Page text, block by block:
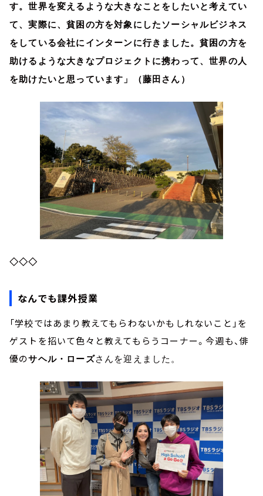
す。世界を変えるような大きなことをしたいと考えてい
て、実際に、貧困の方を対象にしたソーシャルビジネス
をしている会社にインターンに行きました。貧困の方を
助けるような大きなプロジェクトに携わって、世界の人
を助けたいと思っています」（藤田さん）
◇◇◇
なんでも課外授業
「学校ではあまり教えてもらわないかもしれないこと」を
ゲストを招いて色々と教えてもらうコーナー。今週も、俳
優のサヘル・ローズさんを迎えました。